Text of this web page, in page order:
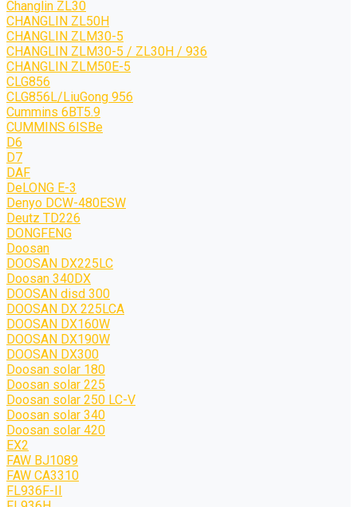
Changlin ZL30
CHANGLIN ZL50H
CHANGLIN ZLM30-5
CHANGLIN ZLM30-5 / ZL30H / 936
CHANGLIN ZLM50E-5
CLG856
CLG856L/LiuGong 956
Cummins 6BT5.9
CUMMINS 6ISBe
D6
D7
DAF
DeLONG Е-3
Denyo DCW-480ESW
Deutz TD226
DONGFENG
Doosan
DOOSAN DX225LC
Doosan 340DX
DOOSAN disd 300
DOOSAN DX 225LCA
DOOSAN DX160W
DOOSAN DX190W
DOOSAN DX300
Doosan solar 180
Doosan solar 225
Doosan solar 250 LC-V
Doosan solar 340
Doosan solar 420
EX2
FAW BJ1089
FAW CA3310
FL936F-II